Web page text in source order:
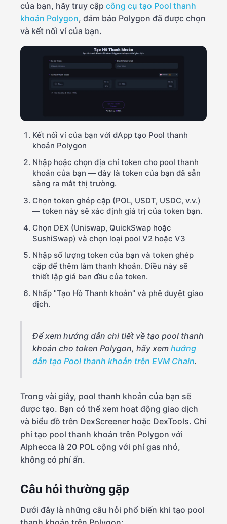
của bạn, hãy truy cập công cụ tạo Pool thanh
khoản Polygon, đảm bảo Polygon đã được chọn
và kết nối ví của bạn.
Kết nối ví của bạn với dApp tạo Pool thanh
khoản Polygon
Nhập hoặc chọn địa chỉ token cho pool thanh
khoản của bạn — đây là token của bạn đã sẵn
sàng ra mắt thị trường.
Chọn token ghép cặp (POL, USDT, USDC, v.v.)
— token này sẽ xác định giá trị của token bạn.
Chọn DEX (Uniswap, QuickSwap hoặc
SushiSwap) và chọn loại pool V2 hoặc V3
Nhập số lượng token của bạn và token ghép
cặp để thêm làm thanh khoản. Điều này sẽ
thiết lập giá ban đầu của token.
Nhấp "Tạo Hồ Thanh khoản" và phê duyệt giao
dịch.
Để xem hướng dẫn chi tiết về tạo pool thanh
khoản cho token Polygon, hãy xem hướng
dẫn tạo Pool thanh khoản trên EVM Chain.
Trong vài giây, pool thanh khoản của bạn sẽ
được tạo. Bạn có thể xem hoạt động giao dịch
và biểu đồ trên DexScreener hoặc DexTools. Chi
phí tạo pool thanh khoản trên Polygon với
Alphecca là 20 POL cộng với phí gas nhỏ,
không có phí ẩn.
Câu hỏi thường gặp
Dưới đây là những câu hỏi phổ biến khi tạo pool